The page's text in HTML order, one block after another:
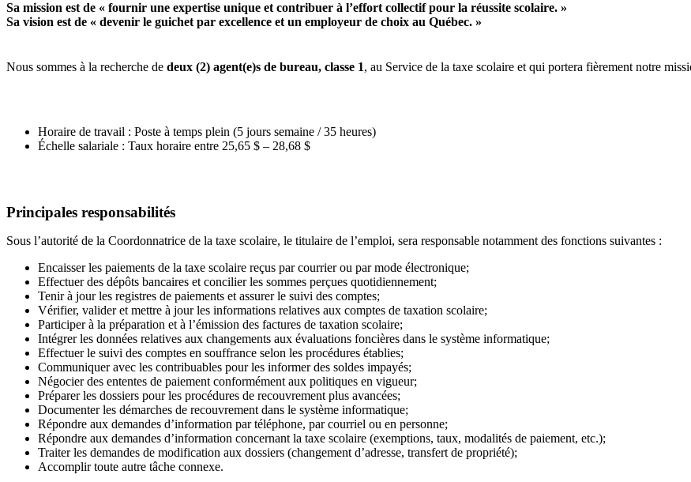
Sa mission est de « fournir une expertise unique et contribuer à l’effort collectif pour la réussite scolaire. »
Sa vision est de « devenir le guichet par excellence et un employeur de choix au Québec. »
Nous sommes à la recherche de deux (2) agent(e)s de bureau, classe 1, au Service de la taxe scolaire et qui portera fièrement notre
Horaire de travail : Poste à temps plein (5 jours semaine / 35 heures)
Échelle salariale : Taux horaire entre 25,65 $ – 28,68 $
Principales responsabilités
Sous l’autorité de la Coordonnatrice de la taxe scolaire, le titulaire de l’emploi, sera responsable notamment des fonctions suivantes :
Encaisser les paiements de la taxe scolaire reçus par courrier ou par mode électronique;
Effectuer des dépôts bancaires et concilier les sommes perçues quotidiennement;
Tenir à jour les registres de paiements et assurer le suivi des comptes;
Vérifier, valider et mettre à jour les informations relatives aux comptes de taxation scolaire;
Participer à la préparation et à l’émission des factures de taxation scolaire;
Intégrer les données relatives aux changements aux évaluations foncières dans le système informatique;
Effectuer le suivi des comptes en souffrance selon les procédures établies;
Communiquer avec les contribuables pour les informer des soldes impayés;
Négocier des ententes de paiement conformément aux politiques en vigueur;
Préparer les dossiers pour les procédures de recouvrement plus avancées;
Documenter les démarches de recouvrement dans le système informatique;
Répondre aux demandes d’information par téléphone, par courriel ou en personne;
Répondre aux demandes d’information concernant la taxe scolaire (exemptions, taux, modalités de paiement, etc.);
Traiter les demandes de modification aux dossiers (changement d’adresse, transfert de propriété);
Accomplir toute autre tâche connexe.